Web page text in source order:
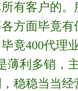
有客户的。
方面毕竟
竟400代理
薄利多销，
稳稳当当